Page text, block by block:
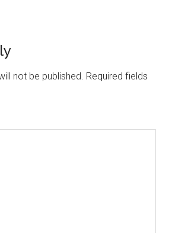
not be published. Required fields